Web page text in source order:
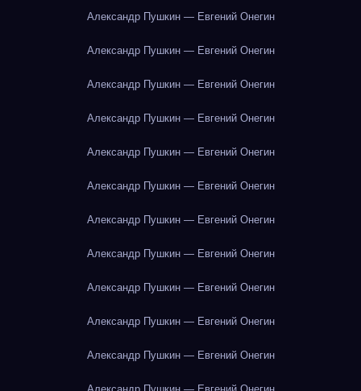
Александр Пушкин — Евгений Онегин
Александр Пушкин — Евгений Онегин
Александр Пушкин — Евгений Онегин
Александр Пушкин — Евгений Онегин
Александр Пушкин — Евгений Онегин
Александр Пушкин — Евгений Онегин
Александр Пушкин — Евгений Онегин
Александр Пушкин — Евгений Онегин
Александр Пушкин — Евгений Онегин
Александр Пушкин — Евгений Онегин
Александр Пушкин — Евгений Онегин